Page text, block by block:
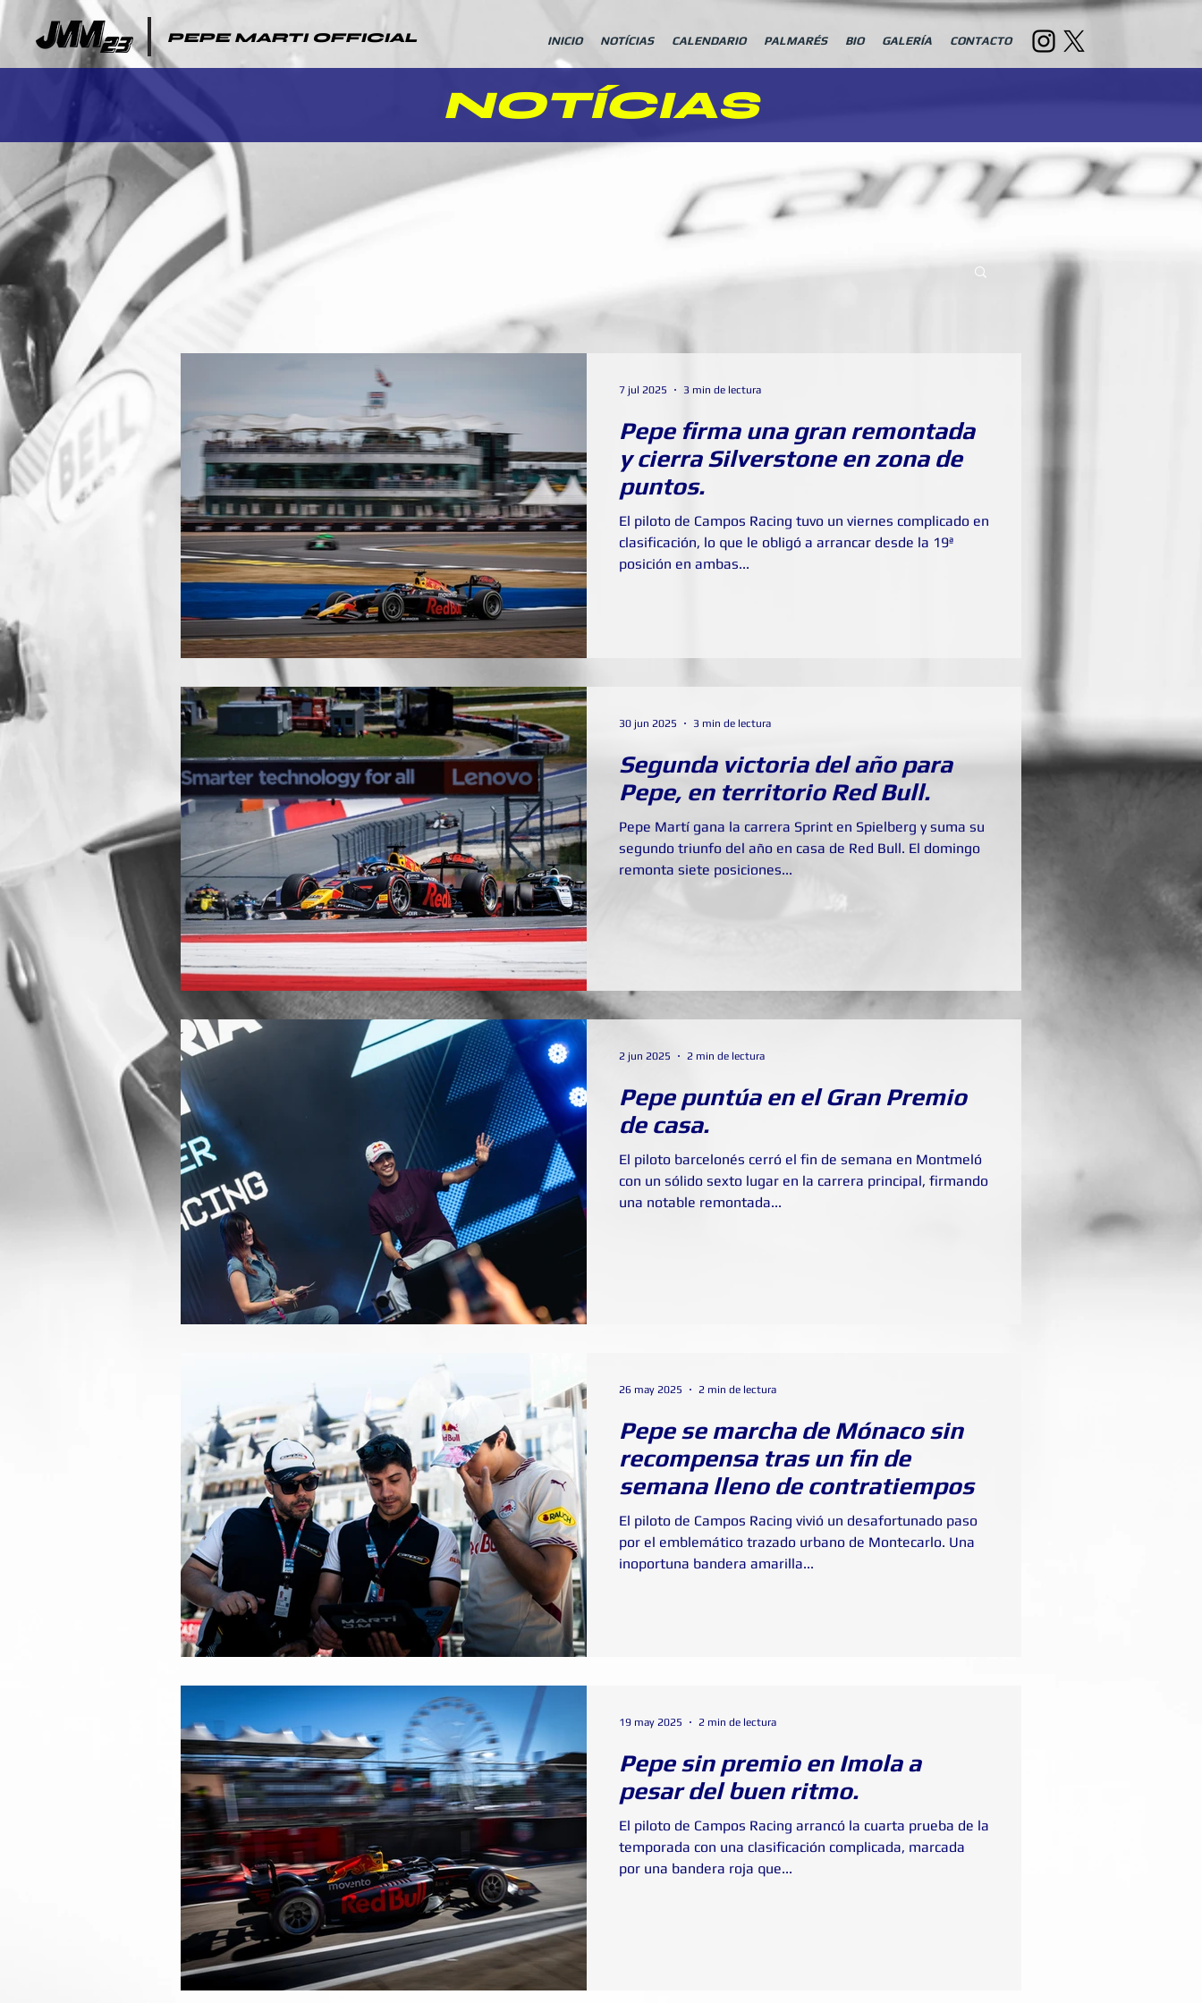
INICIO NOTÍCIAS CALENDARIO PALMARÉS BIO GALERÍA CONTACTO
PEPE MARTI OFFICIAL
NOTÍCIAS
Pepe firma una gran remontada
y cierra Silverstone en zona de
puntos.
El piloto de Campos Racing tuvo un viernes complicado en
clasificación, lo que le obligó a arrancar desde la 19ª
posición en ambas...
7 jul 2025 3 min de lectura
Segunda victoria del año para
Pepe, en territorio Red Bull.
Pepe Martí gana la carrera Sprint en Spielberg y suma su
segundo triunfo del año en casa de Red Bull. El domingo
remonta siete posiciones...
30 jun 2025 3 min de lectura
Pepe puntúa en el Gran Premio
de casa.
El piloto barcelonés cerró el fin de semana en Montmeló
con un sólido sexto lugar en la carrera principal, firmando
una notable remontada...
2 jun 2025 2 min de lectura
Pepe se marcha de Mónaco sin
recompensa tras un fin de
semana lleno de contratiempos
El piloto de Campos Racing vivió un desafortunado paso
por el emblemático trazado urbano de Montecarlo. Una
inoportuna bandera amarilla...
26 may 2025 2 min de lectura
Pepe sin premio en Imola a
pesar del buen ritmo.
El piloto de Campos Racing arrancó la cuarta prueba de la
temporada con una clasificación complicada, marcada
por una bandera roja que...
19 may 2025 2 min de lectura